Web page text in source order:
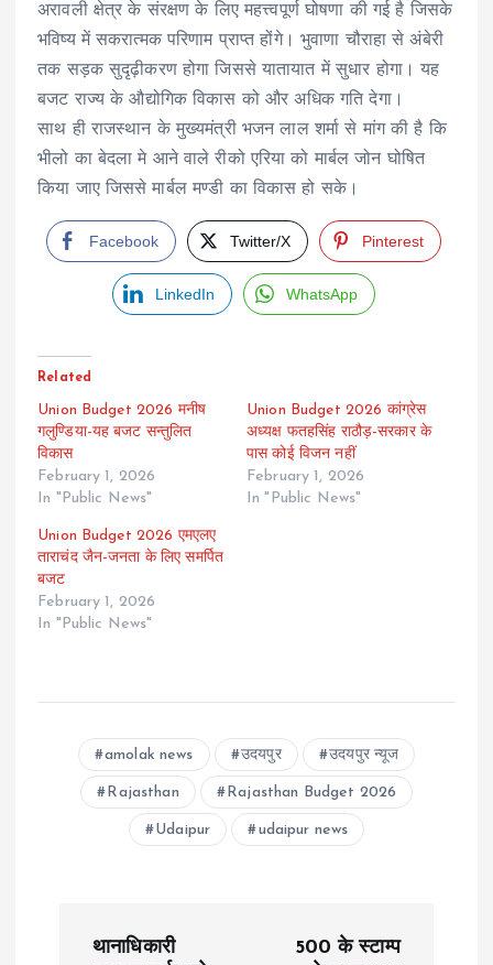
अरावली क्षेत्र के संरक्षण के लिए महत्त्वपूर्ण घोषणा की गई है जिसके
भविष्य में सकरात्मक परिणाम प्राप्त होंगे। भुवाणा चौराहा से अंबेरी
तक सड़क सुदृढ़ीकरण होगा जिससे यातायात में सुधार होगा। यह
बजट राज्य के औद्योगिक विकास को और अधिक गति देगा।
साथ ही राजस्थान के मुख्यमंत्री भजन लाल शर्मा से मांग की है कि
भीलो का बेदला मे आने वाले रीको एरिया को मार्बल जोन घोषित
किया जाए जिससे मार्बल मण्डी का विकास हो सके।
Facebook Twitter/X Pinterest
LinkedIn WhatsApp
Related
Union Budget 2026 मनीष
गलुण्डिया-यह बजट सन्तुलित
विकास
February 1, 2026
In "Public News"
Union Budget 2026 कांग्रेस
अध्यक्ष फतहसिंह राठौड़-सरकार के
पास कोई विजन नहीं
February 1, 2026
In "Public News"
Union Budget 2026 एमएलए
ताराचंद जैन-जनता के लिए समर्पित
बजट
February 1, 2026
In "Public News"
amolak news उदयपुर उदयपुर न्यूज
Rajasthan Rajasthan Budget 2026
Udaipur udaipur news
थानाधिकारी
500 के स्टाम्प